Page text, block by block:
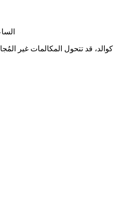
كوالد، قد تتحول المكالمات غير